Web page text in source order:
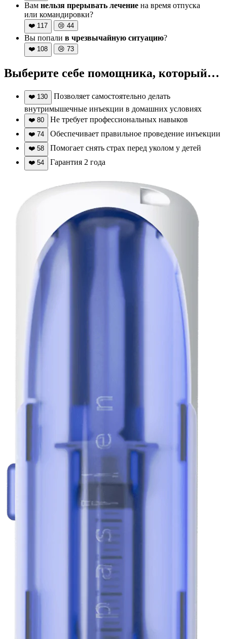
Вам нельзя прерывать лечение на время отпуска
или командировки?
❤️ 117 😢 44
Вы попали в чрезвычайную ситуацию?
❤️ 108 😢 73
Выберите себе помощника, который…
❤️ 130
Позволяет самостоятельно делать
внутримышечные инъекции в домашних условиях
❤️ 80 Не требует профессиональных навыков
❤️ 74 Обеспечивает правильное проведение инъекции
❤️ 58 Помогает снять страх перед уколом у детей
❤️ 54 Гарантия 2 года